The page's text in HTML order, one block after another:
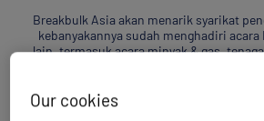
Breakbulk Asia akan menarik syarikat
kebanyakannya sudah menghadiri
lain, termasuk acara minyak & gas,
Our cookies